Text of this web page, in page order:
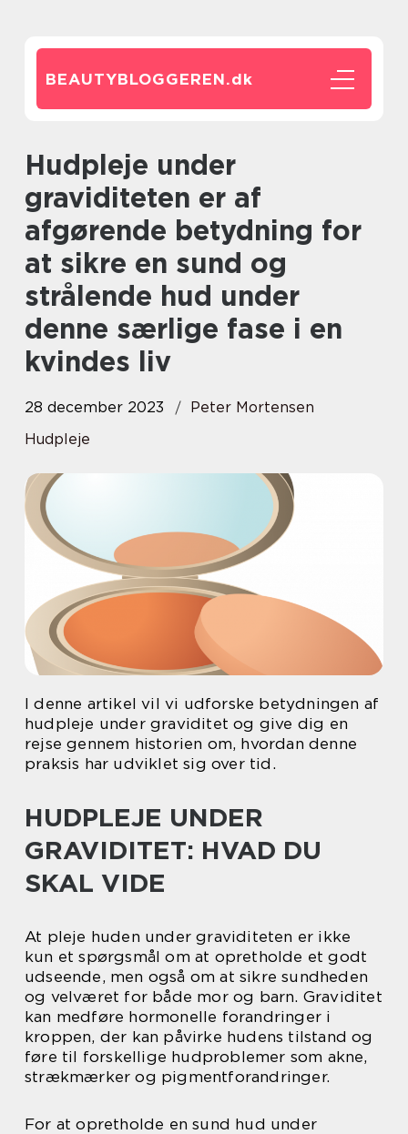
BEAUTYBLOGGEREN.dk
Hudpleje under
graviditeten er af
afgørende betydning for
at sikre en sund og
strålende hud under
denne særlige fase i en
kvindes liv
28 december 2023
Peter Mortensen
Hudpleje
I denne artikel vil vi udforske betydningen af
hudpleje under graviditet og give dig en
rejse gennem historien om, hvordan denne
praksis har udviklet sig over tid.
HUDPLEJE UNDER
GRAVIDITET: HVAD DU
SKAL VIDE
At pleje huden under graviditeten er ikke
kun et spørgsmål om at opretholde et godt
udseende, men også om at sikre sundheden
og velværet for både mor og barn. Graviditet
kan medføre hormonelle forandringer i
kroppen, der kan påvirke hudens tilstand og
føre til forskellige hudproblemer som akne,
strækmærker og pigmentforandringer.
For at opretholde en sund hud under